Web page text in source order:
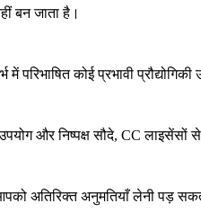
बन जाता है।
कोई प्रभावी
और निष्पक्ष सौदे, CC लाइसेंसों से
अतिरिक्त अनुमतियाँ लेनी पड़